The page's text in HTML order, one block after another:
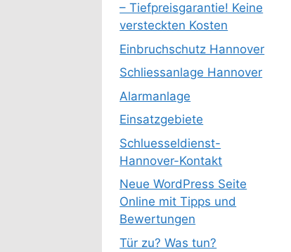
– Tiefpreisgarantie! Keine
versteckten Kosten
Einbruchschutz Hannover
Schliessanlage Hannover
Alarmanlage
Einsatzgebiete
Schluesseldienst-
Hannover-Kontakt
Neue WordPress Seite
Online mit Tipps und
Bewertungen
Tür zu? Was tun?